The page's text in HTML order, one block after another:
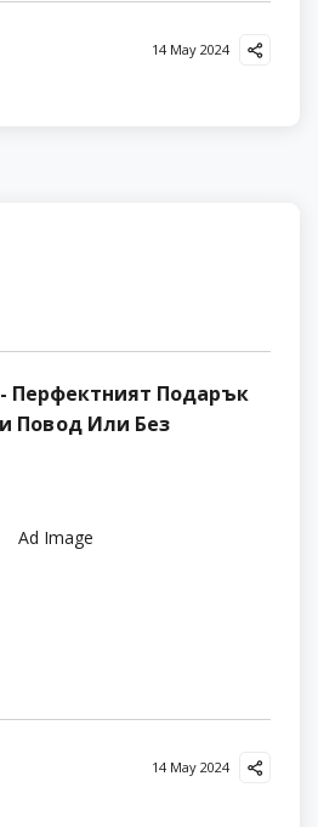
14 May 2024
Подарък
Повод Или Без
14 May 2024